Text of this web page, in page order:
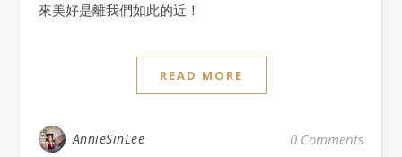
來美好是離我們如此的近！
READ MORE
AnnieSinLee 0 Comments